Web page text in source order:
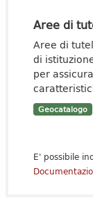
Aree di
Aree di
di
per
Geocatalogo
E' possibile